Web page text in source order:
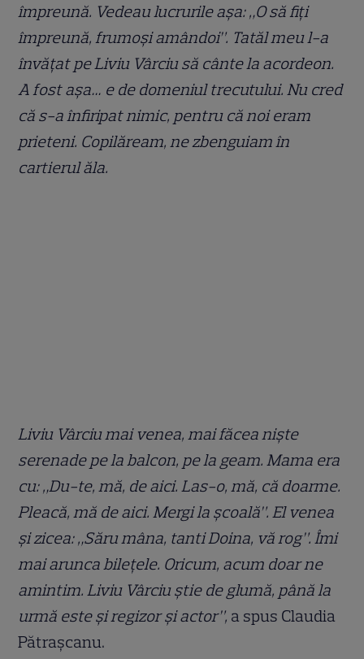
împreună. Vedeau lucrurile așa: „O să fiți
împreună, frumoși amândoi”. Tatăl meu l-a
învățat pe Liviu Vârciu să cânte la acordeon.
A fost așa… e de domeniul trecutului. Nu cred
că s-a înfiripat nimic, pentru că noi eram
prieteni. Copilăream, ne zbenguiam în
cartierul ăla.
Liviu Vârciu mai venea, mai făcea niște
serenade pe la balcon, pe la geam. Mama era
cu: „Du-te, mă, de aici. Las-o, mă, că doarme.
Pleacă, mă de aici. Mergi la școală”. El venea
şi zicea: „Săru mâna, tanti Doina, vă rog”. Îmi
mai arunca bilețele. Oricum, acum doar ne
amintim. Liviu Vârciu știe de glumă, până la
urmă este și regizor și actor”, a spus Claudia
Pătrașcanu.